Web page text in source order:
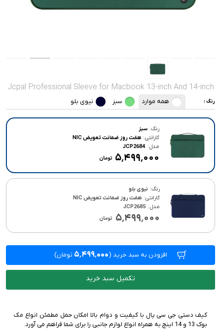
تماس با ما
Jcpal Professional Sleeve for Macbook 13-inch And 14-inch
رنگ : همه موارد سبز نیوی بلو
رنگ: سبز
گارانتی: هفت روز ضمانت تعویض NIC
مدل: JCP2684
۵٬۴۹۹٬۰۰۰
رنگ: نیوی بلو
گارانتی: هفت روز ضمانت تعویض NIC
مدل: JCP2685
۵٬۴۹۹٬۰۰۰
افزودن به سبد خرید (۵٬۴۹۹٬۰۰۰ تومان)
تکمیل سبد خرید
کیف دستی جی سی پال با کیفیت و دوام بالا امکان حمل مطمئن انواع مک
بوک 13 و 14 اینچ به همراه انواع لوازم جانبی را برای شما فراهم می آورد.